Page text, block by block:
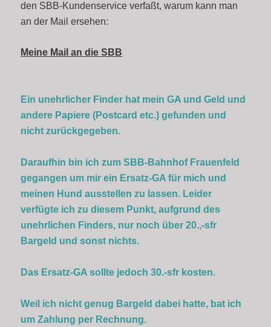
den SBB-Kundenservice verfaßt, warum kann man
an der Mail ersehen:
Meine Mail an die SBB
Ein unehrlicher Finder hat mein GA und Geld und
andere Papiere (Postcard etc.) gefunden und
nicht zurückgegeben.
Daraufhin bin ich zum SBB-Bahnhof Frauenfeld
gegangen um mir ein Ersatz-GA für mich und
meinen Hund ausstellen zu lassen. Leider
verfügte ich zu diesem Punkt, aufgrund des
unehrlichen Finders, nur noch über 20.,-sfr
Bargeld und sonst nichts.
Das Ersatz-GA sollte jedoch 30.-sfr kosten.
Weil ich nicht genug Bargeld dabei hatte, bat ich
um Zahlung per Rechnung.